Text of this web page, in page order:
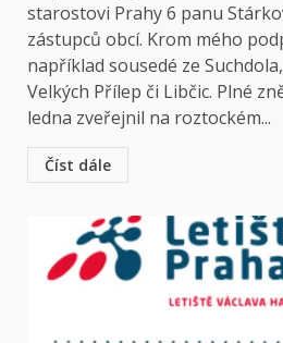
starostovi Prahy 6 panu
zástupců obcí. Krom mého
například sousedé ze
Velkých Přílep či Libčic. Plné
ledna zveřejnil na roztockém...
Číst dále